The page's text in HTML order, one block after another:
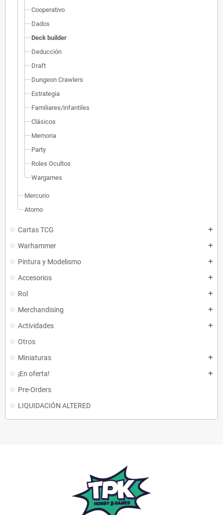
Cooperativo
Dados
Deck builder
Deducción
Draft
Dungeon Crawlers
Estrategia
Familiares/infantiles
Clásicos
Memoria
Party
Roles Ocultos
Wargames
Mercurio
Atomo
Cartas TCG add
Warhammer add
Pintura y Modelismo add
Accesorios add
Rol add
Merchandising add
Actividades add
Otros
Miniaturas
add
¡En oferta! add
Pre-Orders
LIQUIDACIÓN ALTERED